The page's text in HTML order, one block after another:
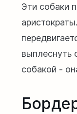
Эти собаки
выплеснуть
собакой -